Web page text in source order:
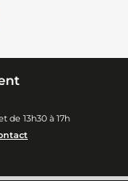
de 13h30 à 17h